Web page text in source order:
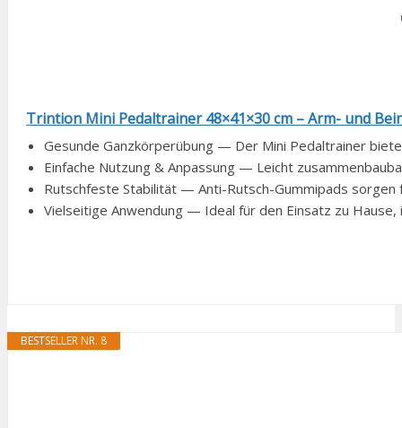
Trintion Mini Pedaltrainer 48×41×30 cm – Arm- und
Gesunde Ganzkörperübung — Der Mini Pedaltrainer
Einfache Nutzung & Anpassung — Leicht
Rutschfeste Stabilität — Anti-Rutsch-Gummipads sorgen
Vielseitige Anwendung — Ideal für den Einsatz zu
BESTSELLER NR. 8